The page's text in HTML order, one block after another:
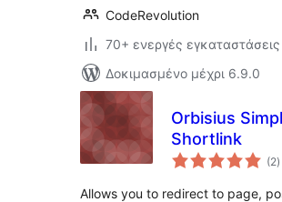
CodeRevolution
70+ ενεργές εγκαταστάσεις
Δοκιμασμένο μέχρι 6.9.0
Orbisius
Shortlink
(2)
Allows you to redirect to page,